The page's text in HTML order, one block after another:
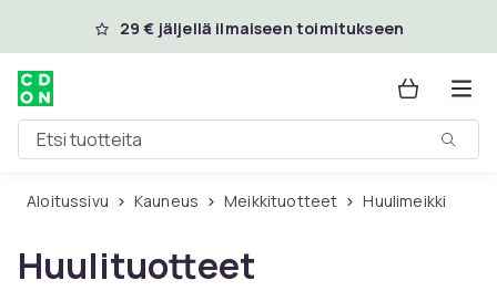
Ohita ja siirry pääsisältöön
29 € jäljellä ilmaiseen toimitukseen
Etsi tuotteita
Aloitussivu Kauneus Meikkituotteet Huulimeikki
Huulituotteet